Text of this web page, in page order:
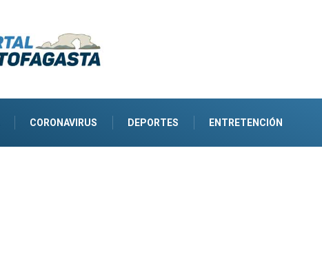
CORONAVIRUS DEPORTES ENTRETENCIÓN